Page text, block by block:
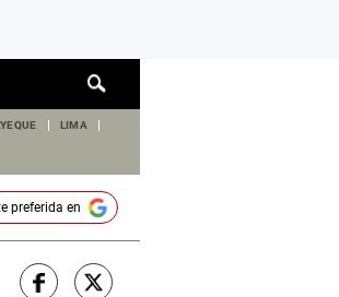
de
LIMA
preferida en